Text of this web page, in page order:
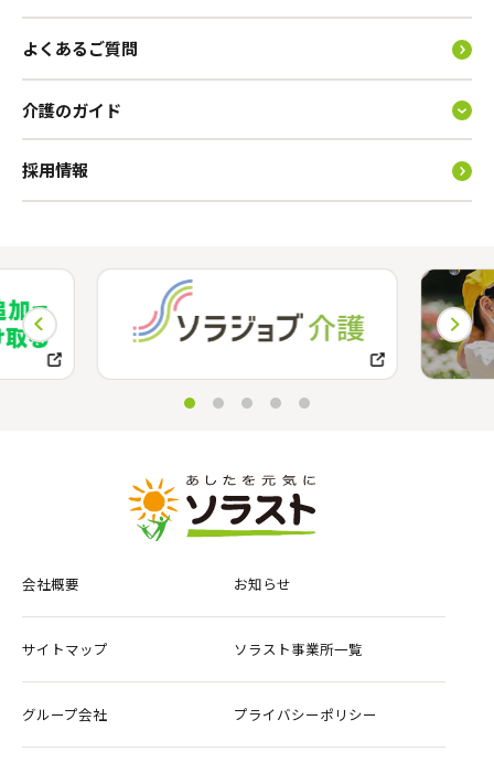
よくあるご質問
介護のガイド
採用情報
会社概要 お知らせ
サイトマップ ソラスト事業所一覧
グループ会社 プライバシーポリシー